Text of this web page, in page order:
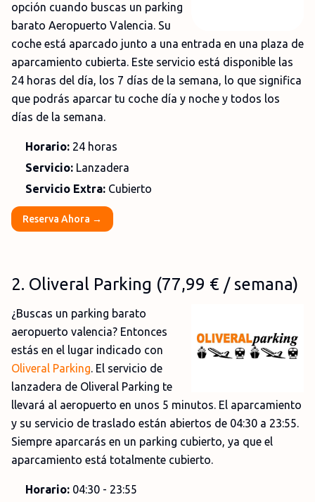
opción cuando buscas un parking
barato Aeropuerto Valencia. Su
coche está aparcado junto a una entrada en una plaza de
aparcamiento cubierta. Este servicio está disponible las
24 horas del día, los 7 días de la semana, lo que significa
que podrás aparcar tu coche día y noche y todos los
días de la semana.
Horario: 24 horas
Servicio: Lanzadera
Servicio Extra: Cubierto
Reserva Ahora →
2. Oliveral Parking (77,99 € / semana)
¿Buscas un parking barato
aeropuerto valencia? Entonces
estás en el lugar indicado con
Oliveral Parking. El servicio de
lanzadera de Oliveral Parking te
llevará al aeropuerto en unos 5 minutos. El aparcamiento
y su servicio de traslado están abiertos de 04:30 a 23:55.
Siempre aparcarás en un parking cubierto, ya que el
aparcamiento está totalmente cubierto.
Horario: 04:30 - 23:55